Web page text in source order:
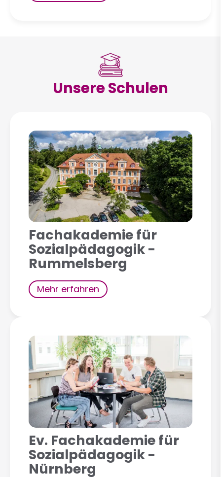
Unsere Schulen
Fachakademie für
Sozialpädagogik -
Rummelsberg
Mehr erfahren
Ev. Fachakademie für
Sozialpädagogik -
Nürnberg